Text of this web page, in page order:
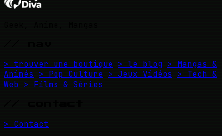
> trouver une boutique > le blog > Mangas &
Animés
> Pop Culture > Jeux Vidéos
> Tech &
Web > Films & Séries
> Contact